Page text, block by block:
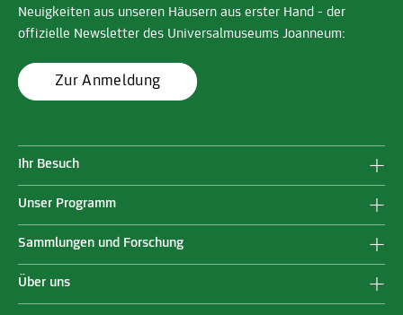
Neuigkeiten aus unseren Häusern aus erster Hand - der
offizielle Newsletter des Universalmuseums Joanneum:
Zur Anmeldung
Ihr Besuch
Unser Programm
Sammlungen und Forschung
Über uns